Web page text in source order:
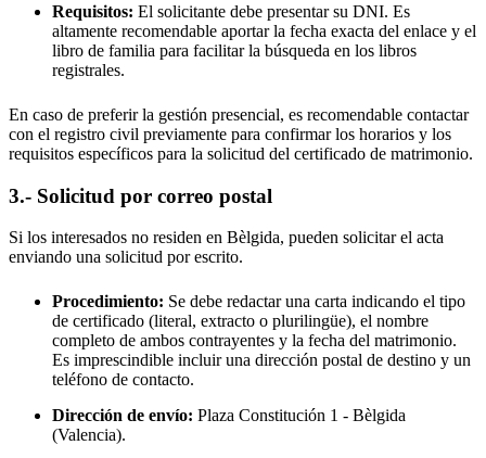
Requisitos: El solicitante debe presentar su DNI. Es
altamente recomendable aportar la fecha exacta del enlace y el
libro de familia para facilitar la búsqueda en los libros
registrales.
En caso de preferir la gestión presencial, es recomendable contactar
con el registro civil previamente para confirmar los horarios y los
requisitos específicos para la solicitud del certificado de matrimonio.
3.- Solicitud por correo postal
Si los interesados no residen en Bèlgida, pueden solicitar el acta
enviando una solicitud por escrito.
Procedimiento: Se debe redactar una carta indicando el tipo
de certificado (literal, extracto o plurilingüe), el nombre
completo de ambos contrayentes y la fecha del matrimonio.
Es imprescindible incluir una dirección postal de destino y un
teléfono de contacto.
Dirección de envío: Plaza Constitución 1 - Bèlgida
(Valencia).